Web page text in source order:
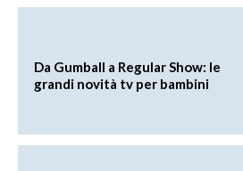
Da Gumball a Regular Show: le
grandi novità tv per bambini